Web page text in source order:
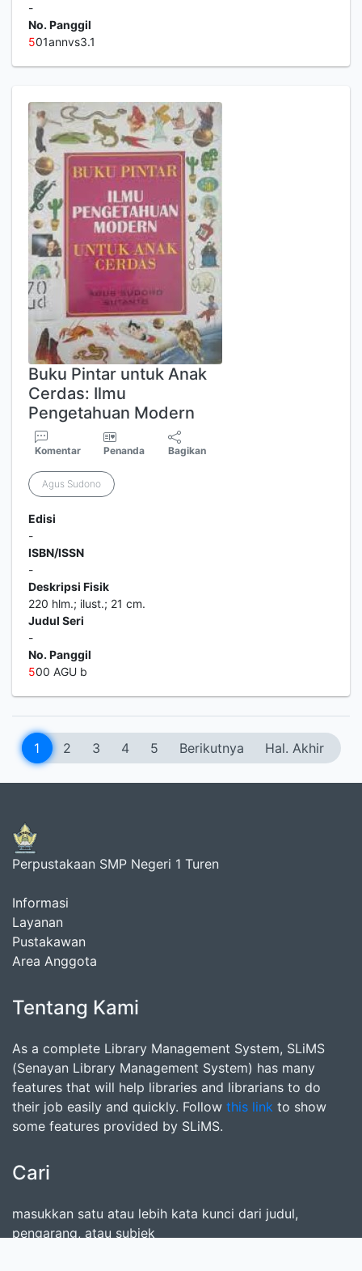
-
No. Panggil
501annvs3.1
Buku Pintar untuk Anak
Cerdas: Ilmu
Pengetahuan Modern
Komentar Penanda Bagikan
Agus Sudono
Edisi
-
ISBN/ISSN
-
Deskripsi Fisik
220 hlm.; ilust.; 21 cm.
Judul Seri
-
No. Panggil
500 AGU b
1 2 3 4 5 Berikutnya Hal. Akhir
Perpustakaan SMP Negeri 1 Turen
Informasi
Layanan
Pustakawan
Area Anggota
Tentang Kami
As a complete Library Management System, SLiMS
(Senayan Library Management System) has many
features that will help libraries and librarians to do
their job easily and quickly. Follow this link to show
some features provided by SLiMS.
Cari
masukkan satu atau lebih kata kunci dari judul,
pengarang, atau subjek